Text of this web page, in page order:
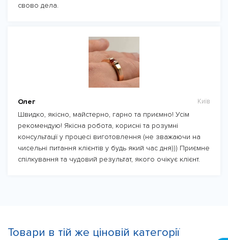
свово дела.
Олег Київ
Швидко, якісно, майстерно, гарно та приємно! Усім
рекомендую! Якісна робота, корисні та розумні
консультації у процесі виготовлення (не зважаючи на
чисельні питання клієнтів у будь який час дня))) Приємне
спілкування та чудовий результат, якого очікує клієнт.
Товари в тій же ціновій категорії